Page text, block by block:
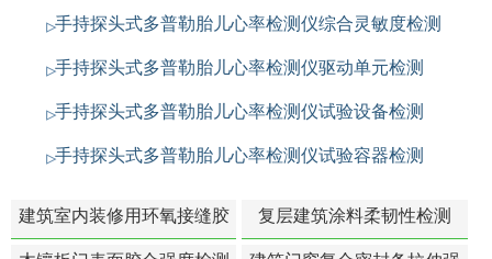
手持探头式多普勒胎儿心率检测仪综合灵敏度检测
手持探头式多普勒胎儿心率检测仪驱动单元检测
手持探头式多普勒胎儿心率检测仪试验设备检测
手持探头式多普勒胎儿心率检测仪试验容器检测
建筑室内装修用环氧接缝胶
苯含量检测
复层建筑涂料柔韧性检测